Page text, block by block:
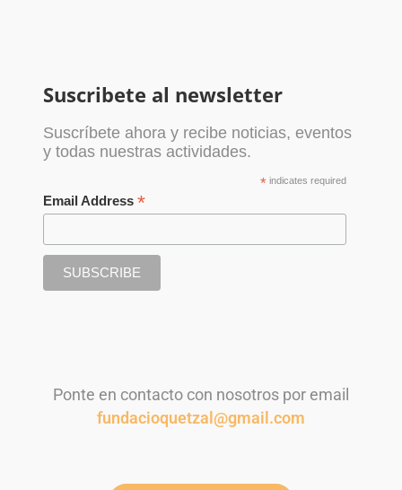
Suscribete al newsletter
Suscríbete ahora y recibe noticias, eventos
y todas nuestras actividades.
* indicates required
Email Address *
Ponte en contacto con nosotros por email
fundacioquetzal@gmail.com